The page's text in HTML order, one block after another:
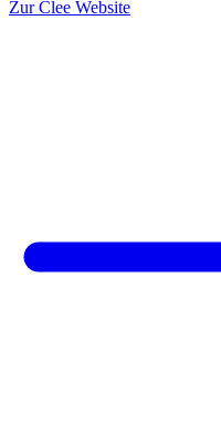
Zur Clee Website